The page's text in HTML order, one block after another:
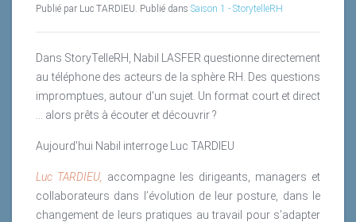
Publié par Luc TARDIEU. Publié dans Saison 1 - StorytelleRH
Dans StoryTelleRH, Nabil LASFER questionne directement
au téléphone des acteurs de la sphère RH. Des questions
impromptues, autour d'un sujet. Un format court et direct
... alors prêts à écouter et découvrir ?
Aujourd'hui Nabil interroge Luc TARDIEU
Luc TARDIEU,
accompagne les dirigeants, managers et
collaborateurs dans l’évolution de leur posture, dans le
changement de leurs pratiques au travail pour s’adapter